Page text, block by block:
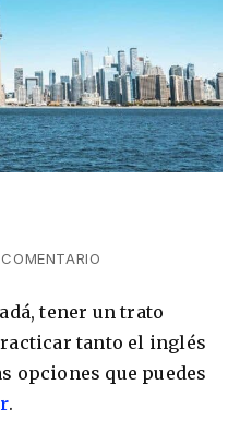
en el campo
en Madrid
necesitas para
tener un trato
tanto el inglés
opciones que puedes
.